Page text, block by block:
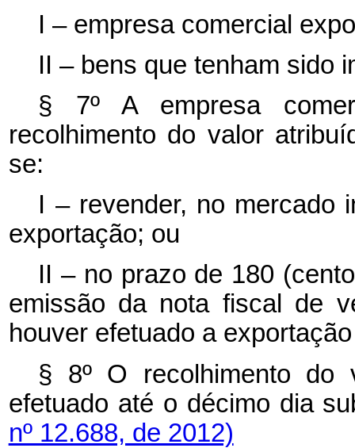
I – empresa comercial
II – bens que tenham sido
§ 7º A empresa
recolhimento do valor
se:
I – revender, no mercado
exportação; ou
II – no prazo de 180
emissão da nota fiscal de
houver efetuado a
§ 8º O recolhimento do
efetuado até o décimo dia
nº 12.688, de 2012)